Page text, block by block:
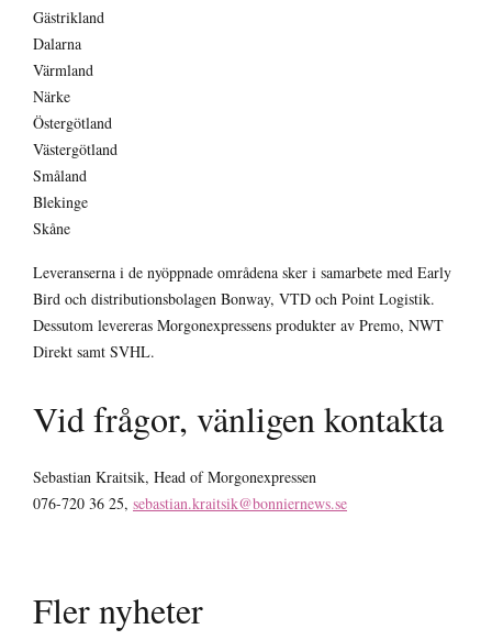
Gästrikland
Dalarna
Värmland
Närke
Östergötland
Västergötland
Småland
Blekinge
Skåne
Leveranserna i de nyöppnade områdena sker i samarbete med Early
Bird och distributionsbolagen Bonway, VTD och Point Logistik.
Dessutom levereras Morgonexpressens produkter av Premo, NWT
Direkt samt SVHL.
Vid frågor, vänligen kontakta
Sebastian Kraitsik, Head of Morgonexpressen
076-720 36 25, sebastian.kraitsik@bonniernews.se
Fler nyheter